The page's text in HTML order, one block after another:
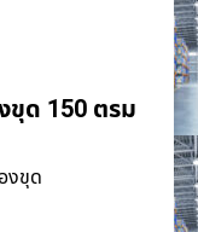
ขุด 150 ตรม
งขุด